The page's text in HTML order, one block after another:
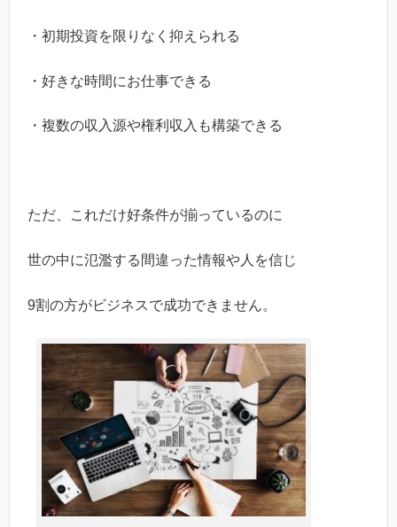
・初期投資を限りなく抑えられる
・好きな時間にお仕事できる
・複数の収入源や権利収入も構築できる
ただ、これだけ好条件が揃っているのに
世の中に氾濫する間違った情報や人を信じ
9割の方がビジネスで成功できません。